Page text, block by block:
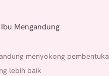
Mengandung
menyokong
lebih baik